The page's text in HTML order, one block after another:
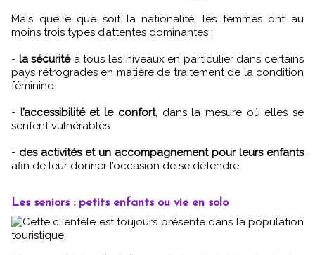
Mais quelle que soit la nationalité, les femmes ont au
moins trois types d’attentes dominantes :
- la sécuritéà tous les niveaux en particulier dans certains
pays rétrogrades en matière de traitement de la condition
féminine.
- l’accessibilité et le confort, dans la mesure où elles se
sentent vulnérables.
- des activités et un accompagnement pour leurs enfants
afin de leur donner l’occasion de se détendre.
Les seniors : petits enfants ou vie en solo
Cette clientèle est toujours présente dans la population
touristique.